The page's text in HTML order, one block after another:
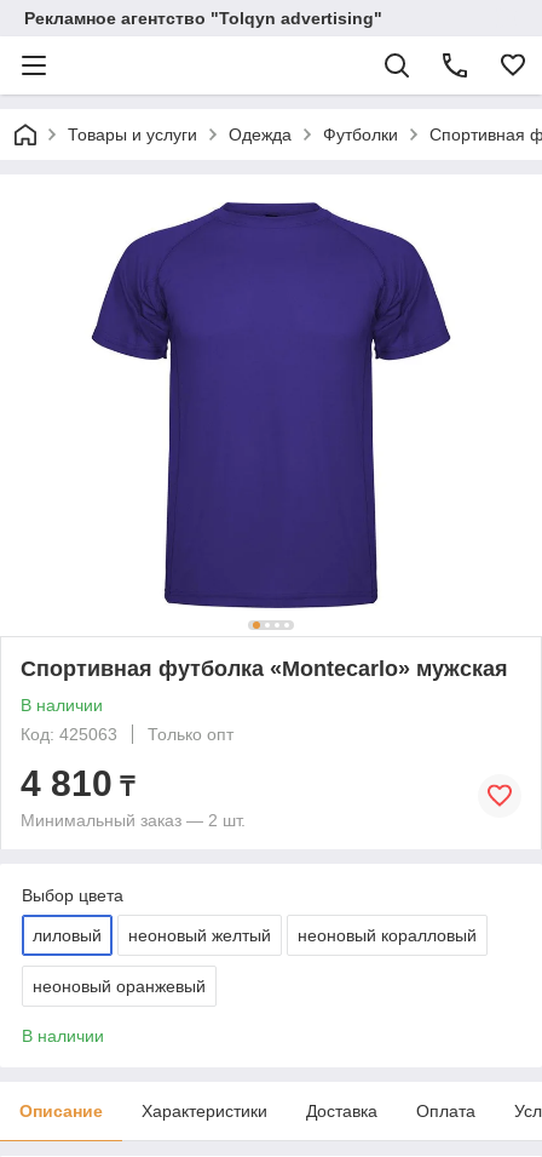
Рекламное агентство "Tolqyn advertising"
Товары и услуги Одежда Футболки Спортивная
Спортивная футболка «Montecarlo» мужская
В наличии
Код: 425063
Только опт
4 810 ₸
Минимальный заказ — 2 шт.
Выбор цвета
лиловый неоновый желтый неоновый коралловый
неоновый оранжевый
В наличии
Описание Характеристики Доставка Оплата